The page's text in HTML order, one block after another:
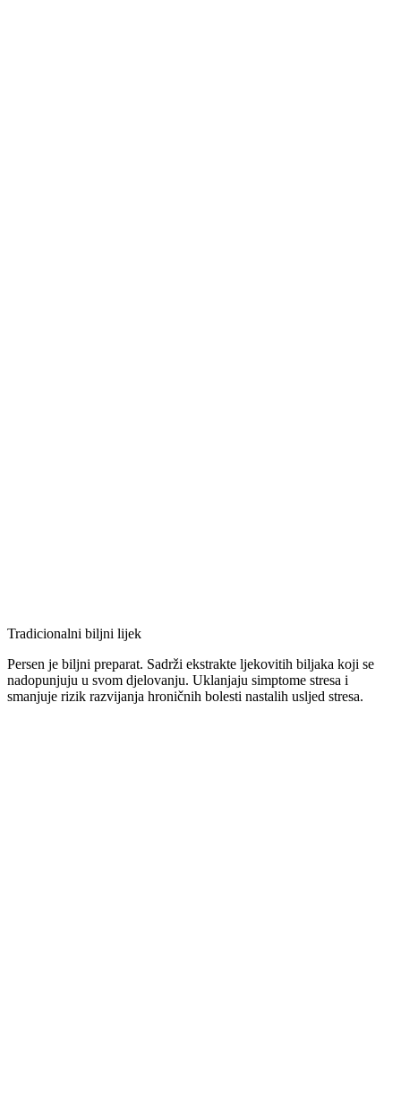
Tradicionalni biljni lijek
Persen je biljni preparat. Sadrži ekstrakte ljekovitih biljaka koji se
nadopunjuju u svom djelovanju. Uklanjaju simptome stresa i
smanjuje rizik razvijanja hroničnih bolesti nastalih usljed stresa.